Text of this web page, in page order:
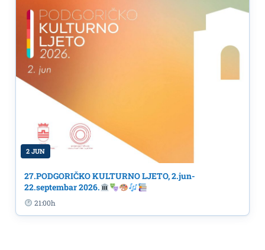
2 JUN
27.PODGORIČKO KULTURNO LJETO, 2.jun-
22.septembar 2026.
21:00h